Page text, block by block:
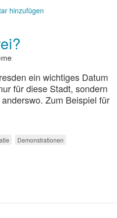
hinzufügen
ein wichtiges Datum
für diese Stadt, sondern
Zum Beispiel für
Demonstrationen